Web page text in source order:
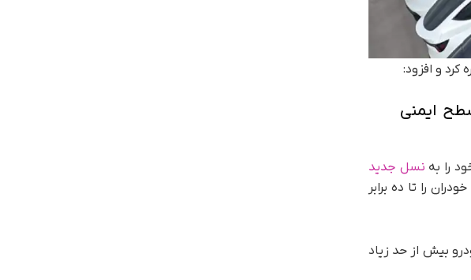
و افزود:
ایمنی
نسل جدید
خودران را تا ده برابر
بیش از حد زیاد